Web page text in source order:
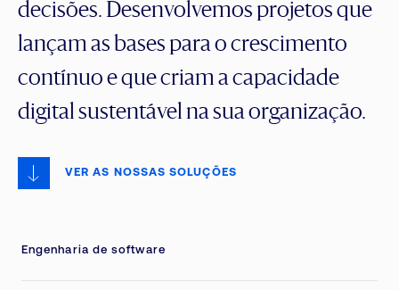
decisões. Desenvolvemos projetos que
lançam as bases para o crescimento
contínuo e que criam a capacidade
digital sustentável na sua organização.
VER AS NOSSAS SOLUÇÕES
Engenharia de software